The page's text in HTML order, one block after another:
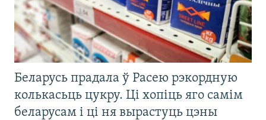
Беларусь прадала ў Расею рэкордную
колькасьць цукру. Ці хопіць яго самім
беларусам і ці ня вырастуць цэны